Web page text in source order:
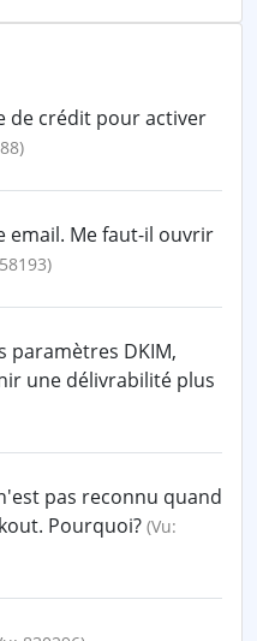
de crédit pour activer
email. Me faut-il ouvrir
paramètres DKIM,
une délivrabilité plus
pas reconnu quand
Pourquoi? (Vu: